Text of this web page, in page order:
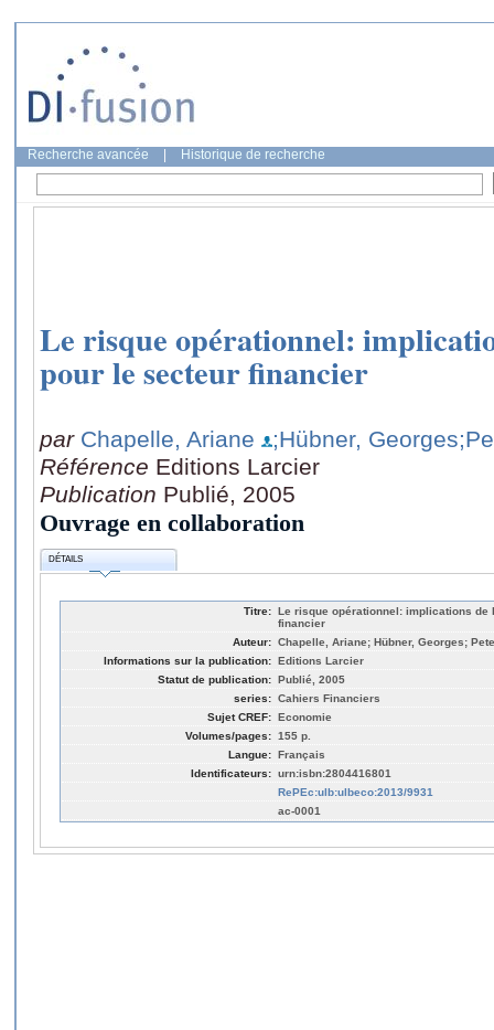
Recherche avancée Historique de recherche
Le risque opérationnel:
pour le secteur financier
par Chapelle, Ariane ;Hübner, Georges
Référence Editions Larcier
Publication Publié, 2005
Ouvrage en collaboration
DÉTAILS
Titre: Le risque opérationnel: implications de
financier
Auteur: Chapelle, Ariane; Hübner, Georges;
Informations sur la publication: Editions Larcier
Statut de publication: Publié, 2005
series: Cahiers Financiers
Sujet CREF: Economie
Volumes/pages: 155 p.
Langue: Français
Identificateurs: urn:isbn:2804416801
RePEc:ulb:ulbeco:2013/9931
ac-0001